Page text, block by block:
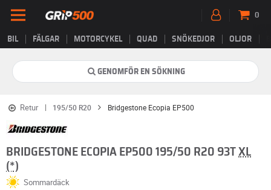
BIL FÄLGAR MOTORCYKEL QUAD SNÖKEDJOR OLJOR
0
GENOMFÖR EN SÖKNING
Retur 195/50 R20 Bridgestone Ecopia EP500
BRIDGESTONE ECOPIA EP500 195/50 R20 93T XL
(*)
Sommardäck